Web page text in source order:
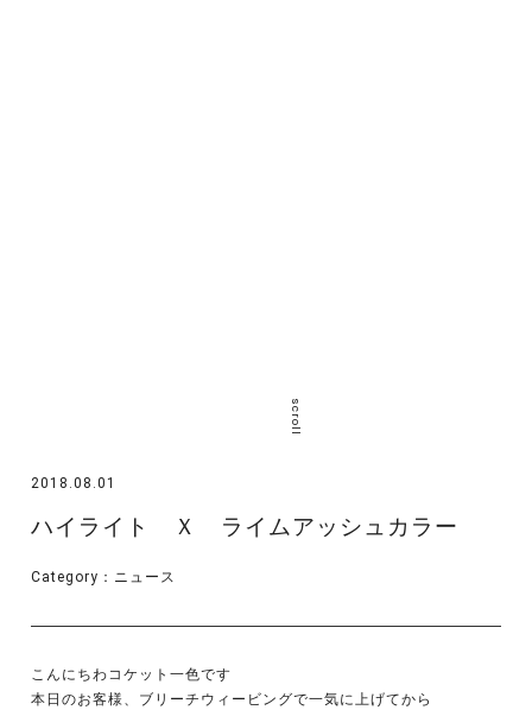
scroll
2018.08.01
ハイライト Ｘ ライムアッシュカラー
Category： ニュース
こんにちわコケット一色です
本日のお客様、ブリーチウィービングで一気に上げてから